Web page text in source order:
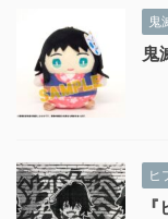
鬼
鬼
ヒ